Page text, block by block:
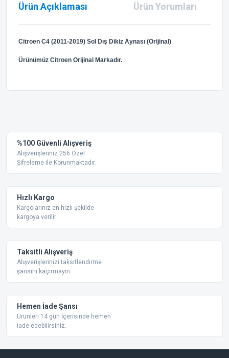
Ürün Açıklaması Ürün Yorumları
Citroen C4 (2011-2019) Sol Dış Dikiz Aynası (Orijinal)
Ürünümüz Citroen Orijinal Markadır.
Ürün resmi kalitesiz, bozuk veya görüntülenemiyor.
Ürün açıklamasında eksik bilgiler bulunuyor.
Bu ürüne benzer farklı alternatifler olmalı.
%100 Güvenli Alışveriş
Alışverişleriniz 256 Özel
Şifreleme ile Korunmaktadır.
Hızlı Kargo
Kargolarınız en hızlı şekilde
kargoya verilir
Taksitli Alışveriş
Alışverişlerinizi taksitlendirme
şansını kaçırmayın.
Hemen İade Şansı
Ürünleri 14 gün İçerisinde hemen
iade edebilirsiniz.